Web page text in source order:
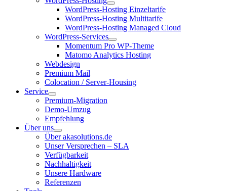
WordPress-Hosting Einzeltarife
WordPress-Hosting Multitarife
WordPress-Hosting Managed Cloud
WordPress-Services
Momentum Pro WP-Theme
Matomo Analytics Hosting
Webdesign
Premium Mail
Colocation / Server-Housing
Service
Premium-Migration
Demo-Umzug
Empfehlung
Über uns
Über akasolutions.de
Unser Versprechen – SLA
Verfügbarkeit
Nachhaltigkeit
Unsere Hardware
Referenzen